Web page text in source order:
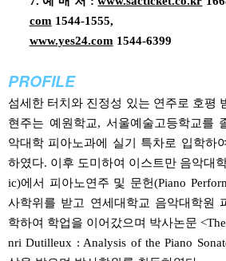
com1544-1555,
www.yes24.com1544-6399
PROFILE
섬세한 터치와 진정성 있는 연주로 호평
현주는 예원학교, 서울예술고등학교를
악대학 피아노과에 실기 특차로 입학하
하였다. 이후 도미하여 이스트만 음악대
ic)에서 피아노연주 및 문헌(Piano
사학위를 받고 연세대학교 음악대학원
학하여 학업을 이어갔으며 박사논문
nri Dutilleux : Analysis of the Piano